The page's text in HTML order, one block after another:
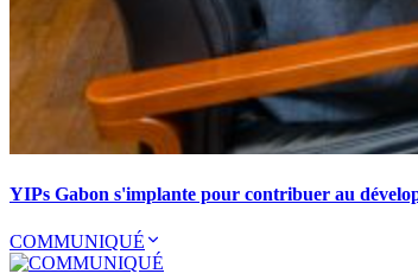
YIPs Gabon s'implante pour contribuer au
COMMUNIQUÉ